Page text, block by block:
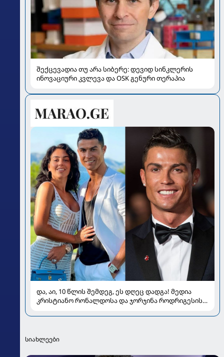
შექცევადია თუ არა სიბერე: დევიდ სინკლერის
ინოვაციური კვლევა და OSK გენური თერაპია
და, აი, 10 წლის შემდეგ, ეს დღეც დადგა! მედია
კრისტიანო რონალდოსა და ჯორჯინა როდრიგესის
სიახლეები